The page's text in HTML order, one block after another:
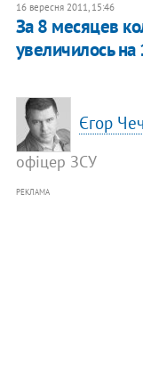
16 вересня 2011, 15:46
​За 8 месяцев
увеличилось на
Єгор
офіцер ЗСУ
РЕКЛАМА